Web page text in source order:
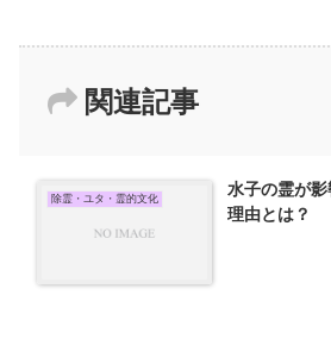
関連記事
除霊・ユタ・霊的文化
水子の霊が
理由とは？